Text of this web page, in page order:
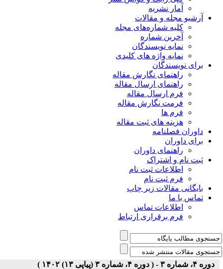
آمار نشریه
آرشیو مجله و مقالات
کلیه شماره‌های مجله
آخرین شماره
نمایه نویسندگان
نمایه واژه های کلیدی
برای نویسندگان
راهنمای نگارش مقاله
راهنمای ارسال مقاله
فرم ارسال مقاله
فرمت نگارش مقاله
فرم ها
هزینه های ثبت مقاله
داوران فصلنامه
برای داوران
راهنمای داوران
ثبت نام و اشتراک
اطلاعات ثبت نام
فرم ثبت نام
بایگانی مقالات زیر چاپ
تماس با ما
اطلاعات تماس
فرم برقراری ارتباط
دوره ۴، شماره ۳ - ( دوره ۴، شماره ۳ (پیاپی ۱۳) ۱۴۰۲ )